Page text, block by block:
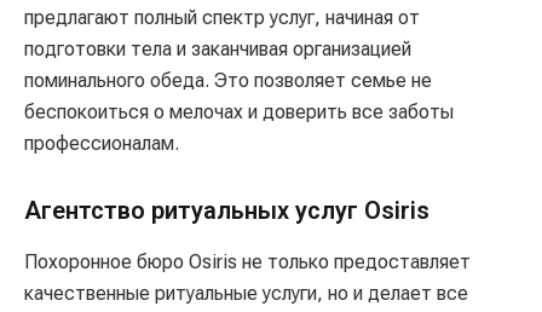
предлагают полный спектр услуг, начиная от
подготовки тела и заканчивая организацией
поминального обеда. Это позволяет семье не
беспокоиться о мелочах и доверить все заботы
профессионалам.
Агентство ритуальных услуг Osiris
Похоронное бюро Osiris не только предоставляет
качественные ритуальные услуги, но и делает все